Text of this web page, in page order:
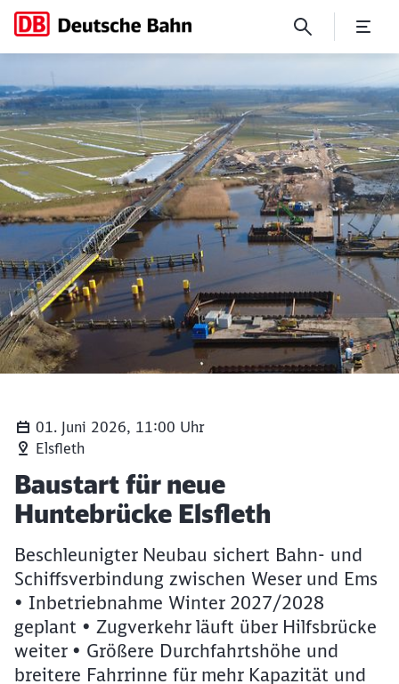
01. Juni 2026, 11:00 Uhr
Elsfleth
Artikel:
Baustart für neue
Huntebrücke Elsfleth
Beschleunigter Neubau sichert Bahn- und
Schiffsverbindung zwischen Weser und Ems
• Inbetriebnahme Winter 2027/2028
geplant • Zugverkehr läuft über Hilfsbrücke
weiter • Größere Durchfahrtshöhe und
breitere Fahrrinne für mehr Kapazität und